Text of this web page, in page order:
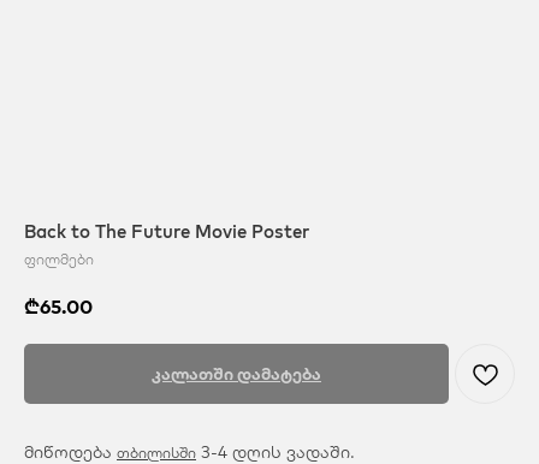
Back to The Future Movie Poster
ფილმები
₾65.00
კალათში დამატება
მიწოდება თბილისში 3-4 დღის ვადაში.